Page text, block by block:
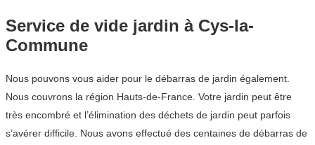
Service de vide jardin à Cys-la-
Commune
Nous pouvons vous aider pour le débarras de jardin également.
Nous couvrons la région Hauts-de-France. Votre jardin peut être
très encombré et l’élimination des déchets de jardin peut parfois
s’avérer difficile. Nous avons effectué des centaines de débarras de